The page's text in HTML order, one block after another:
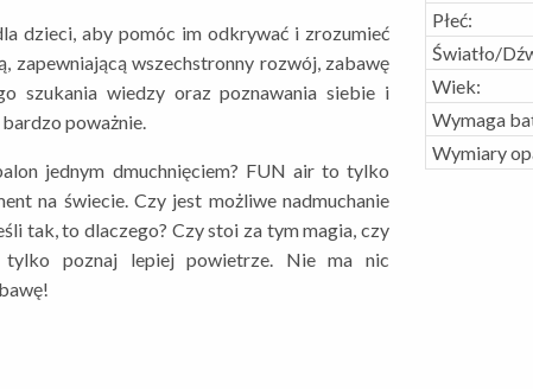
dzieci, aby pomóc im odkrywać i zrozumieć
zapewniającą wszechstronny rozwój, zabawę
szukania wiedzy oraz poznawania siebie i
poważnie.
jednym dmuchnięciem? FUN air to tylko
na świecie. Czy jest możliwe nadmuchanie
tak, to dlaczego? Czy stoi za tym magia, czy
poznaj lepiej powietrze. Nie ma nic
Płeć:
Światło/
Wiek:
Wymaga
Wymiary